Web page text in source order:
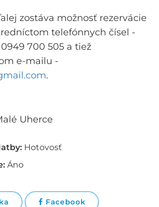
zostáva možnosť rezervácie
telefónnych čísel -
0949 700 505 a tiež
e-mailu -
.
Uherce
Hotovosť
Áno
Facebook